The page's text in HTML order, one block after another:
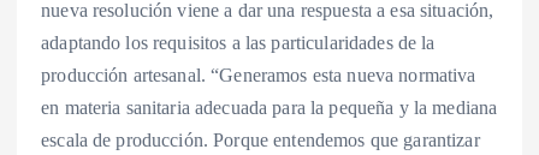
nueva resolución viene a dar una respuesta a esa situación,
adaptando los requisitos a las particularidades de la
producción artesanal. “Generamos esta nueva normativa
en materia sanitaria adecuada para la pequeña y la mediana
escala de producción. Porque entendemos que garantizar